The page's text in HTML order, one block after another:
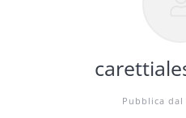
Pubblica dal